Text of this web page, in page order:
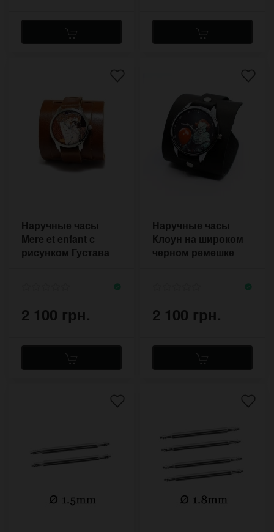
Наручные часы
Mere et enfant с
рисунком Густава
2 100 грн.
Наручные часы
Клоун на широком
черном ремешке
2 100 грн.